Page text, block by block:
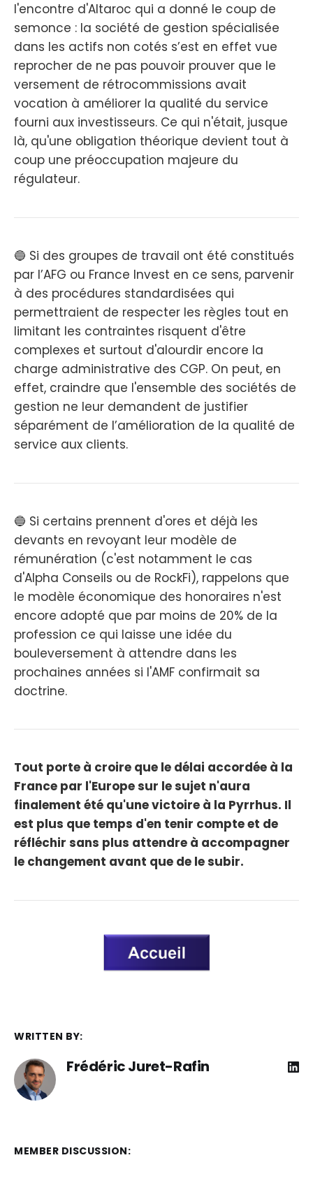
l'encontre d'Altaroc qui a donné le coup de
semonce : la société de gestion spécialisée
dans les actifs non cotés s’est en effet vue
reprocher de ne pas pouvoir prouver que le
versement de rétrocommissions avait
vocation à améliorer la qualité du service
fourni aux investisseurs. Ce qui n'était, jusque
là, qu'une obligation théorique devient tout à
coup une préoccupation majeure du
régulateur.
🔵 Si des groupes de travail ont été constitués
par l’AFG ou France Invest en ce sens, parvenir
à des procédures standardisées qui
permettraient de respecter les règles tout en
limitant les contraintes risquent d'être
complexes et surtout d'alourdir encore la
charge administrative des CGP. On peut, en
effet, craindre que l'ensemble des sociétés de
gestion ne leur demandent de justifier
séparément de l’amélioration de la qualité de
service aux clients.
🔵 Si certains prennent d'ores et déjà les
devants en revoyant leur modèle de
rémunération (c'est notamment le cas
d'Alpha Conseils ou de RockFi), rappelons que
le modèle économique des honoraires n'est
encore adopté que par moins de 20% de la
profession ce qui laisse une idée du
bouleversement à attendre dans les
prochaines années si l'AMF confirmait sa
doctrine.
Tout porte à croire que le délai accordée à la
France par l'Europe sur le sujet n'aura
finalement été qu'une victoire à la Pyrrhus. Il
est plus que temps d'en tenir compte et de
réfléchir sans plus attendre à accompagner
le changement avant que de le subir.
WRITTEN BY:
Frédéric Juret-Rafin
MEMBER DISCUSSION: